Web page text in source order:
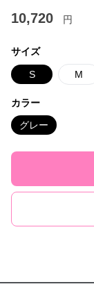
10,720 円
サイズ
S M
カラー
グレー